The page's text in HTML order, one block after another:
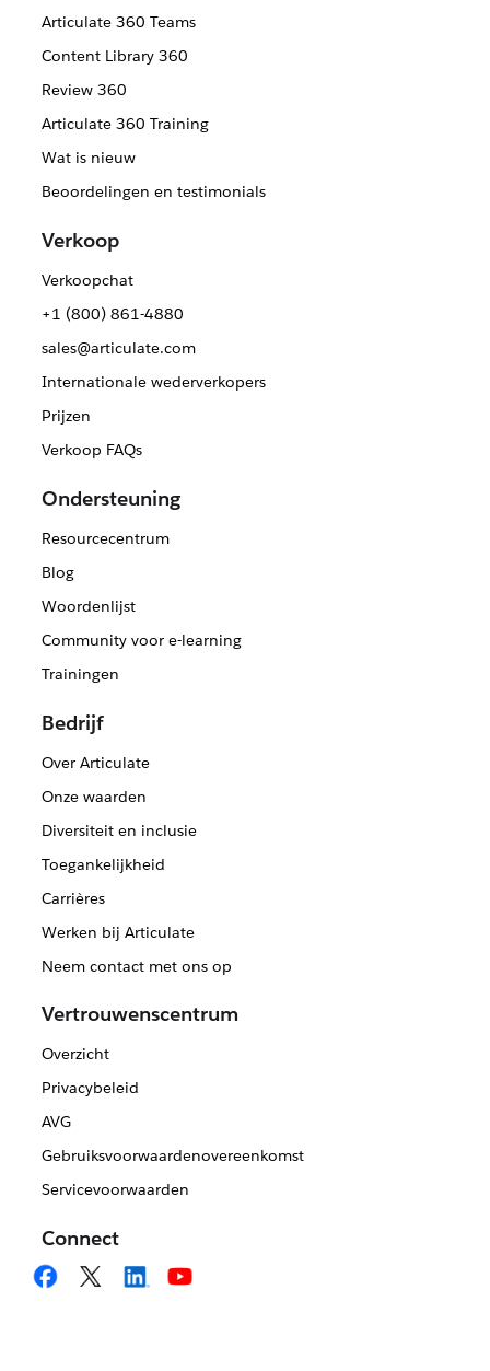
Articulate 360 Teams
Content Library 360
Review 360
Articulate 360 Training
Wat is nieuw
Beoordelingen en testimonials
Verkoop
Verkoopchat
+1 (800) 861-4880
sales@articulate.com
Internationale wederverkopers
Prijzen
Verkoop FAQs
Ondersteuning
Resourcecentrum
Blog
Woordenlijst
Community voor e-learning
Trainingen
Bedrijf
Over Articulate
Onze waarden
Diversiteit en inclusie
Toegankelijkheid
Carrières
Werken bij Articulate
Neem contact met ons op
Vertrouwenscentrum
Overzicht
Privacybeleid
AVG
Gebruiksvoorwaardenovereenkomst
Servicevoorwaarden
Connect